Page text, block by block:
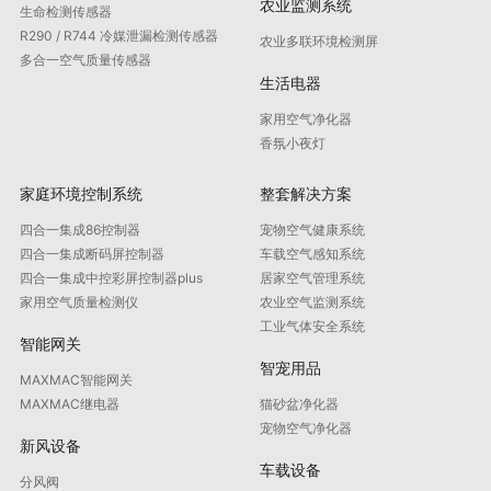
生命检测传感器
R290 / R744 冷媒泄漏检测传感器
多合一空气质量传感器
农业监测系统
农业多联环境检测屏
生活电器
家用空气净化器
香氛小夜灯
家庭环境控制系统
四合一集成86控制器
四合一集成断码屏控制器
四合一集成中控彩屏控制器plus
家用空气质量检测仪
智能网关
MAXMAC智能网关
MAXMAC继电器
新风设备
分风阀
整套解决方案
宠物空气健康系统
车载空气感知系统
居家空气管理系统
农业空气监测系统
工业气体安全系统
智宠用品
猫砂盆净化器
宠物空气净化器
车载设备